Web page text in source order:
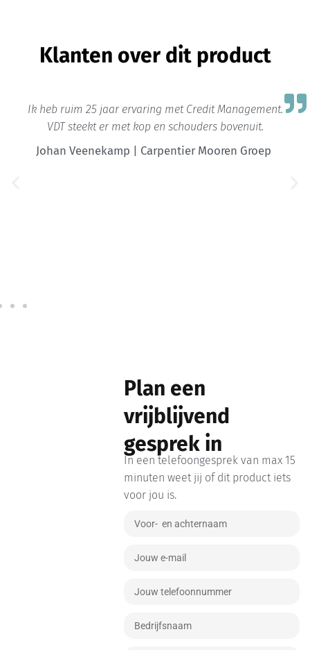
Klanten over dit product
Ik heb ruim 25 jaar ervaring met Credit Management.
VDT steekt er met kop en schouders bovenuit.
Johan Veenekamp | Carpentier Mooren Groep
Plan een
vrijblijvend
gesprek in
In een telefoongesprek van max 15
minuten weet jij of dit product iets
voor jou is.